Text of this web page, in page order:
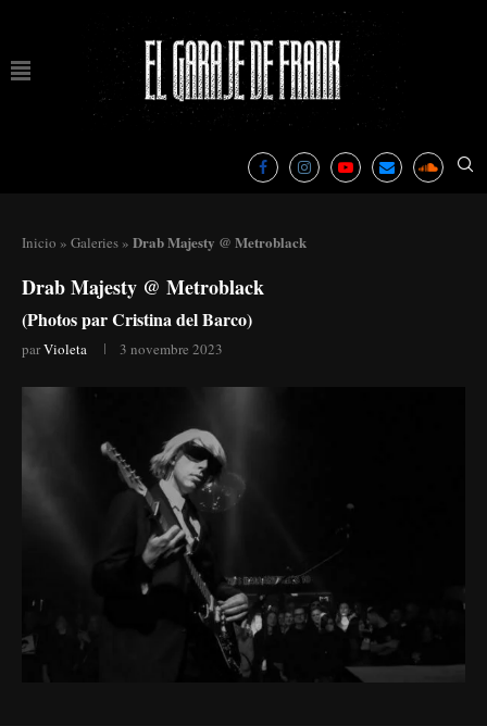
Inicio » Galeries » Drab Majesty @ Metroblack
Drab Majesty @ Metroblack
(Photos par Cristina del Barco)
parVioleta 3 novembre 2023